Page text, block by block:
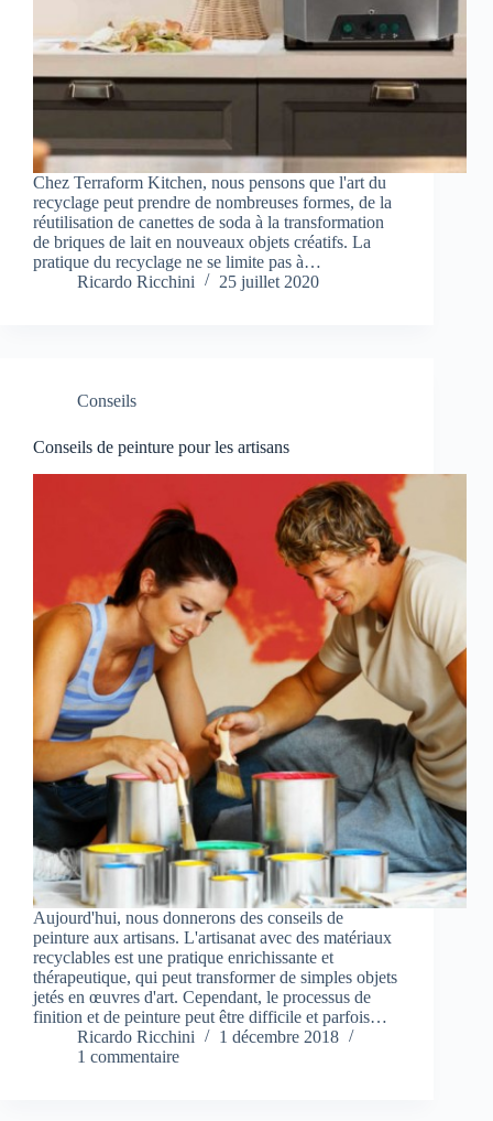
Chez Terraform Kitchen, nous pensons que l'art du
recyclage peut prendre de nombreuses formes, de la
réutilisation de canettes de soda à la transformation
de briques de lait en nouveaux objets créatifs. La
pratique du recyclage ne se limite pas à…
Ricardo Ricchini
25 juillet 2020
Conseils
Conseils de peinture pour les artisans
Aujourd'hui, nous donnerons des conseils de
peinture aux artisans. L'artisanat avec des matériaux
recyclables est une pratique enrichissante et
thérapeutique, qui peut transformer de simples objets
jetés en œuvres d'art. Cependant, le processus de
finition et de peinture peut être difficile et parfois…
Ricardo Ricchini
1 décembre 2018
1 commentaire